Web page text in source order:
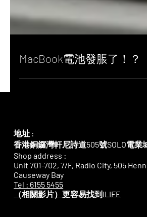
地址 :
香港銅鑼灣軒尼詩道505號SOLO電業
Shop address :
Unit 701-702, 7/F, Radio City, 505
Causeway Bay
Tel : 6155 5455